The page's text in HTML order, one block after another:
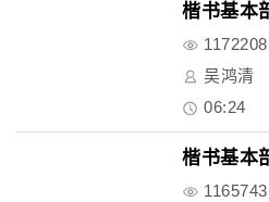
楷书基本
1172208
吴鸿清
06:24
1165743